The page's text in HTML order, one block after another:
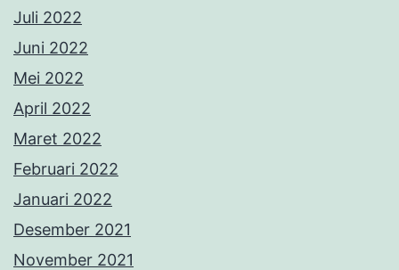
Juli 2022
Juni 2022
Mei 2022
April 2022
Maret 2022
Februari 2022
Januari 2022
Desember 2021
November 2021